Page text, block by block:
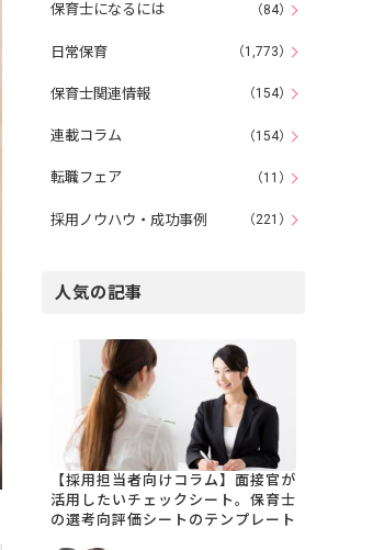
保育士になるには （84）
日常保育 （1,773）
保育士関連情報 （154）
連載コラム （154）
転職フェア （11）
採用ノウハウ・成功事例 （221）
人気の記事
【採用担当者向けコラム】面接官が
活用したいチェックシート。保育士
の選考向評価シートのテンプレート